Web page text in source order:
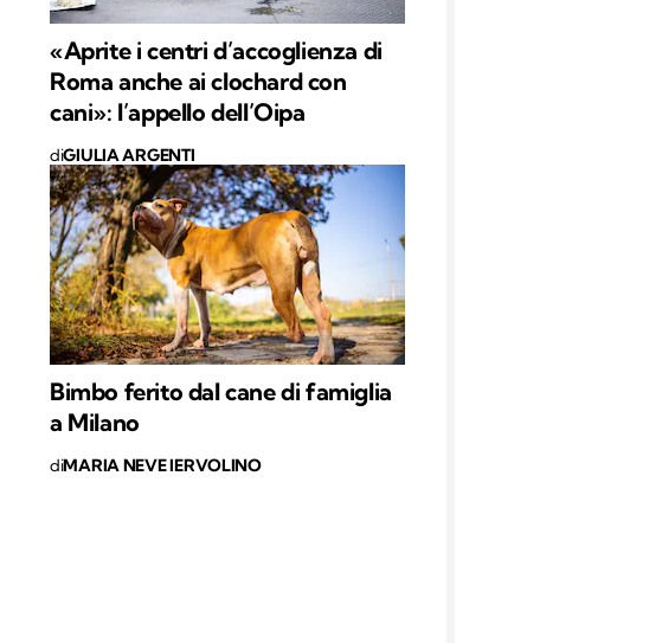
«Aprite i centri d’accoglienza di
Roma anche ai clochard con
cani»: l’appello dell’Oipa
diGIULIA ARGENTI
Bimbo ferito dal cane di famiglia
a Milano
diMARIA NEVE IERVOLINO